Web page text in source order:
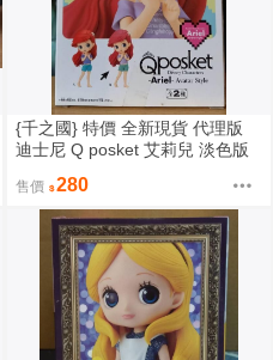
{千之國} 特價 全新現貨 代理版
迪士尼 Q posket 艾莉兒 淡色版
售價 280